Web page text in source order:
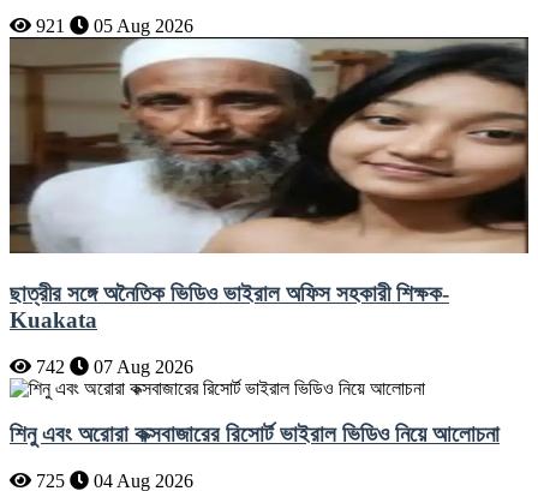
921 05 Aug 2026
ছাত্রীর সঙ্গে অনৈতিক ভিডিও ভাইরাল অফিস সহকারী শিক্ষক-
Kuakata
742 07 Aug 2026
শিনু এবং অরোরা কক্সবাজারের রিসোর্ট ভাইরাল ভিডিও নিয়ে আলোচনা
725 04 Aug 2026